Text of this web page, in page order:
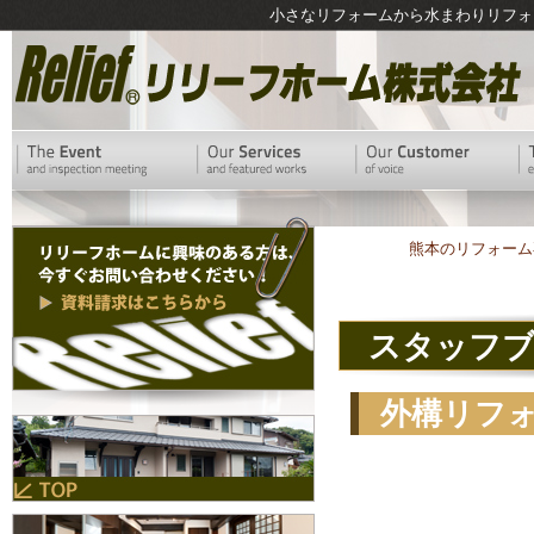
小さなリフォームから水まわりリフ
熊本のリフォー
スタッフ
外構リフ